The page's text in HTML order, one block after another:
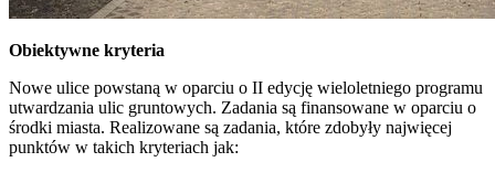
Obiektywne kryteria
Nowe ulice powstaną w oparciu o II edycję wieloletniego programu
utwardzania ulic gruntowych. Zadania są finansowane w oparciu o
środki miasta. Realizowane są zadania, które zdobyły najwięcej
punktów w takich kryteriach jak: